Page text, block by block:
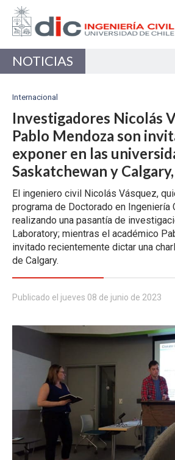
PREGRADO
POSTGRADO
INVESTIGACIÓN
Estructuras, Construcción y
Ingeniería de
Recursos Hídricos y
NOTICIAS
Internacional
Investigadores Nicolás
Pablo Mendoza son
exponer en las
Saskatchewan y
El ingeniero civil Nicolás Vásquez,
programa de Doctorado en Ingeniería
realizando una pasantía de
Laboratory; mientras el académico
invitado recientemente dictar una
de Calgary.
Publicado el jueves 08 de junio de 2023